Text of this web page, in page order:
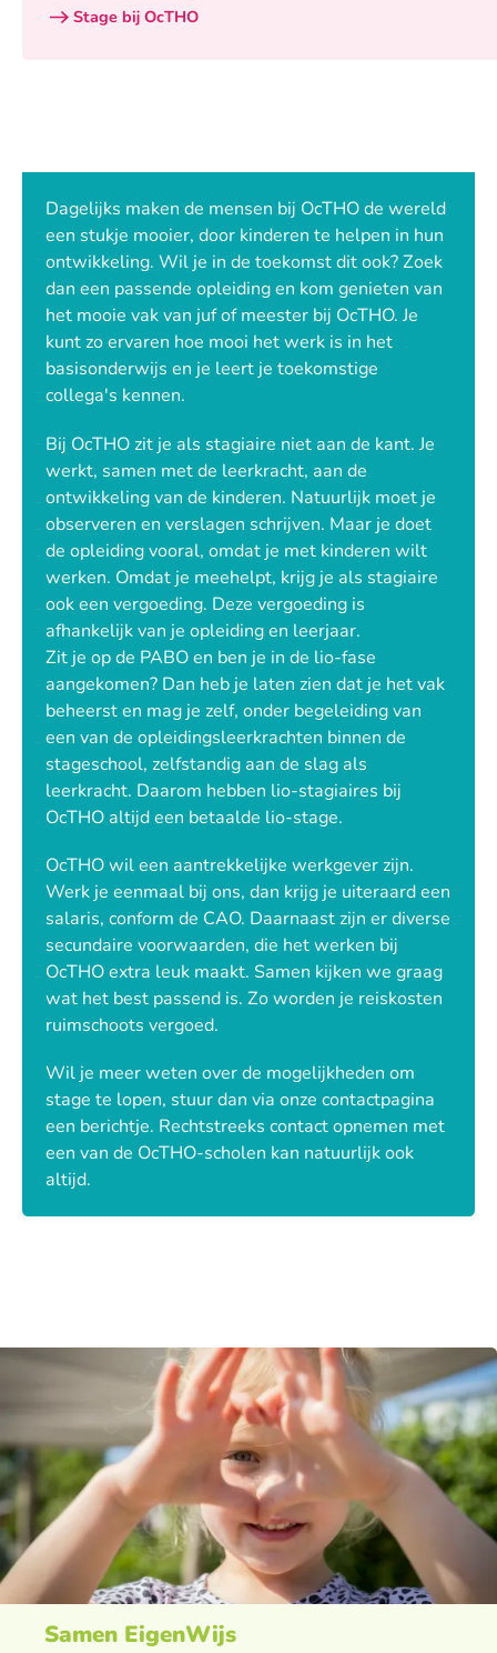
Stage bij OcTHO
Dagelijks maken de mensen bij OcTHO de wereld
een stukje mooier, door kinderen te helpen in hun
ontwikkeling. Wil je in de toekomst dit ook? Zoek
dan een passende opleiding en kom genieten van
het mooie vak van juf of meester bij OcTHO. Je
kunt zo ervaren hoe mooi het werk is in het
basisonderwijs en je leert je toekomstige
collega's kennen.
Bij OcTHO zit je als stagiaire niet aan de kant. Je
werkt, samen met de leerkracht, aan de
ontwikkeling van de kinderen. Natuurlijk moet je
observeren en verslagen schrijven. Maar je doet
de opleiding vooral, omdat je met kinderen wilt
werken. Omdat je meehelpt, krijg je als stagiaire
ook een vergoeding. Deze vergoeding is
afhankelijk van je opleiding en leerjaar.
Zit je op de PABO en ben je in de lio-fase
aangekomen? Dan heb je laten zien dat je het vak
beheerst en mag je zelf, onder begeleiding van
een van de opleidingsleerkrachten binnen de
stageschool, zelfstandig aan de slag als
leerkracht. Daarom hebben lio-stagiaires bij
OcTHO altijd een betaalde lio-stage.
OcTHO wil een aantrekkelijke werkgever zijn.
Werk je eenmaal bij ons, dan krijg je uiteraard een
salaris, conform de CAO. Daarnaast zijn er diverse
secundaire voorwaarden, die het werken bij
OcTHO extra leuk maakt. Samen kijken we graag
wat het best passend is. Zo worden je reiskosten
ruimschoots vergoed.
Wil je meer weten over de mogelijkheden om
stage te lopen, stuur dan via onze contactpagina
een berichtje. Rechtstreeks contact opnemen met
een van de OcTHO-scholen kan natuurlijk ook
altijd.
Samen EigenWijs